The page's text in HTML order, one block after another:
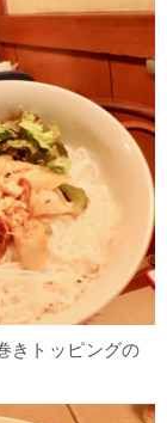
きトッピングの